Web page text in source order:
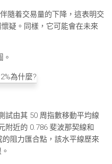
隨着交易量的下降，這表明交
疑。同樣，它可能會在未來
試由其 50 周指數移動平均線
附近的 0.786 斐波那契線和
阻力匯合點，該水平線歷來